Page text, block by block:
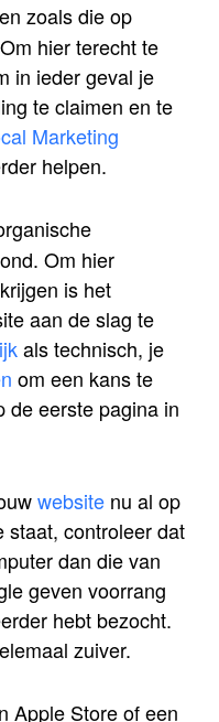
zoals die op
hier terecht te
in ieder geval je
te claimen en te
Marketing
helpen.
Om hier
is het
aan de slag te
als technisch, je
om een kans te
de eerste pagina in
website nu al op
staat, controleer dat
dan die van
geven voorrang
hebt bezocht.
zuiver.
Apple Store of een